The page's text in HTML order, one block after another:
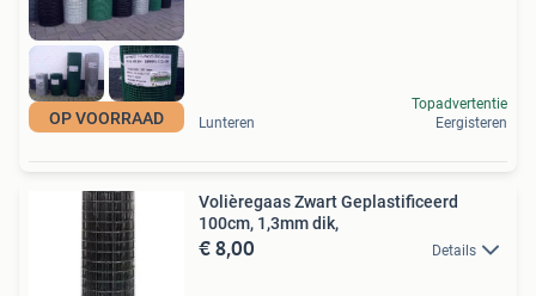
OP VOORRAAD Lunteren
Topadvertentie
Eergisteren
Volièregaas Zwart Geplastificeerd
100cm, 1,3mm dik,
€ 8,00 Details